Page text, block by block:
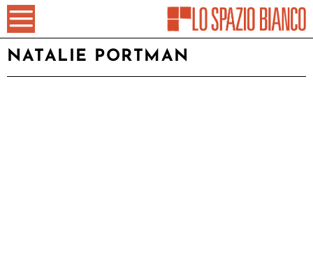
NATALIE PORTMAN